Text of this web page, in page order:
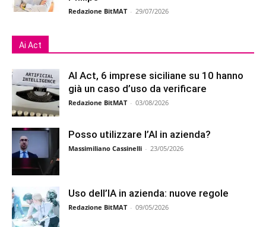
Redazione BitMAT - 29/07/2026
Ai Act
AI Act, 6 imprese siciliane su 10 hanno
già un caso d’uso da verificare
Redazione BitMAT - 03/08/2026
Posso utilizzare l’AI in azienda?
Massimiliano Cassinelli - 23/05/2026
Uso dell’IA in azienda: nuove regole
Redazione BitMAT - 09/05/2026